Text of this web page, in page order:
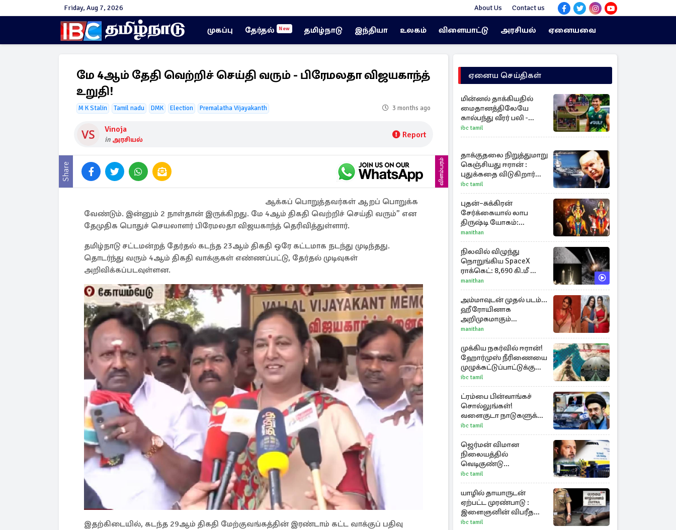
Friday, Aug 7, 2026 About Us Contact us
முகப்பு தேர்தல் New தமிழ்நாடு இந்தியா உலகம் விளையாட்டு அரசியல் ஏனையவை
மே 4ஆம் தேதி வெற்றிச் செய்தி வரும் - பிரேமலதா விஜயகாந்த்
உறுதி!
M K Stalin Tamil nadu DMK Election Premalatha Vijayakanth 3 months ago
Vinoja
in அரசியல் Report
Share விளம்பரம்
ஆக்கப் பொறுத்தவர்கள் ஆறப் பொறுக்க
வேண்டும். இன்னும் 2 நாள்தான் இருக்கிறது. மே 4ஆம் திகதி வெற்றிச் செய்தி வரும்” என
தேமுதிக பொதுச் செயலாளர் பிரேமலதா விஜயகாந்த் தெரிவித்துள்ளார்.
தமிழ்நாடு சட்டமன்றத் தேர்தல் கடந்த 23ஆம் திகதி ஒரே கட்டமாக நடந்து முடிந்தது.
தொடர்ந்து வரும் 4ஆம் திகதி வாக்குகள் எண்ணப்பட்டு, தேர்தல் முடிவுகள்
அறிவிக்கப்படவுள்ளன.
இதற்கிடையில், கடந்த 29ஆம் திகதி மேற்குவங்கத்தின் இரண்டாம் கட்ட வாக்குப் பதிவு
ஏனைய செய்திகள்
மின்னல் தாக்கியதில்
மைதானத்திலேயே
கால்பந்து வீரர் பலி -
அதிர்ச்சியில் ரசிகர்கள்
ibc tamil
தாக்குதலை நிறுத்துமாறு
கெஞ்சியது ஈரான் :
புதுக்கதை விடுகிறார்
ட்ரம்ப்
ibc tamil
புதன்–சுக்கிரன்
சேர்க்கையால் லாப
திருஷ்டி யோகம்:
அதிர்ஷ்டம் பெறும் டாப் 3
ராசிகள்!
manithan
நிலவில் விழுந்து
நொறுங்கிய SpaceX
ராக்கெட்: 8,690 கி.மீ வேக
மோதலால் உருவான
புதிய பள்ளம்!
manithan
அம்மாவுடன் முதல் படம்...
ஹீரோயினாக
அறிமுகமாகும்
ஊர்வசியின் மகள்
தேஜலட்சுமி!
manithan
முக்கிய நகர்வில் ஈரான்!
ஹோர்முஸ் நீரிணையை
முழுக்கட்டுப்பாட்டுக்கு
கொண்டு வர புதிய
சட்டமூலம்
ibc tamil
ட்ரம்பை பின்வாங்கச்
சொல்லுங்கள்!
வளைகுடா நாடுகளுக்கு
ஈரான் தாக்குதல்
எச்சரிக்கை
ibc tamil
ஜெர்மன் விமான
நிலையத்தில்
வெடிகுண்டு
பொருத்தப்பட்ட ட்ரோன்!
தப்பியது உக்ரைன்
விமானம்
ibc tamil
யாழில் தாயாருடன்
ஏற்பட்ட முரண்பாடு :
இளைஞனின் விபரீத
முடிவு
ibc tamil